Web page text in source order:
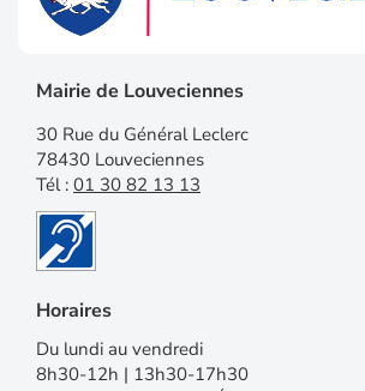
Mairie de Louveciennes
30 Rue du Général Leclerc
78430 Louveciennes
Tél : 01 30 82 13 13
Horaires
Du lundi au vendredi
8h30-12h | 13h30-17h30